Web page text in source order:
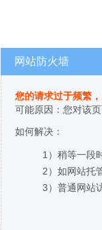
网站防火墙
您的请求过于频繁
可能原因：您对该
如何解决：
1）稍等一段
2）如网站托
3）普通网站